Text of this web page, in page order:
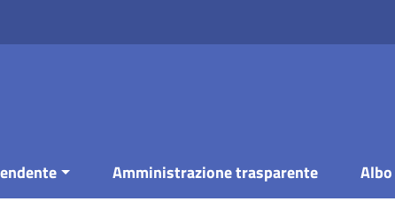
Amministrazione trasparente